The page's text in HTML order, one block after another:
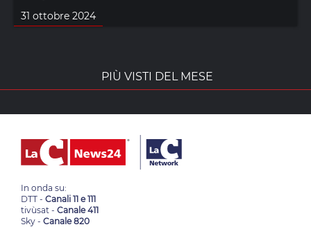
31 ottobre 2024
PIÙ VISTI DEL MESE
In onda su:
DTT - Canali 11 e 111
tivùsat - Canale 411
Sky - Canale 820